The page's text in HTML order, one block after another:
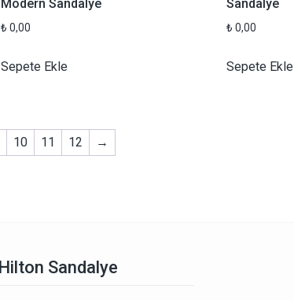
Modern Sandalye
₺ 0,00
Sepete Ekle
Sandalye
₺ 0,00
Sepete Ekle
10 11 12 →
Hilton Sandalye